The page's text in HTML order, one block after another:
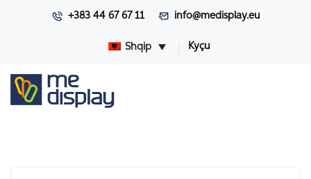
+383 44 67 67 11 info@medisplay.eu
Shqip Kyçu